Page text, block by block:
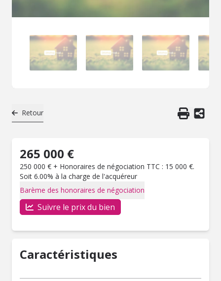
Retour
265 000 €
250 000 € + Honoraires de négociation TTC : 15 000 €.
Soit 6.00% à la charge de l'acquéreur
Barème des honoraires de négociation
Suivre le prix du bien
Caractéristiques